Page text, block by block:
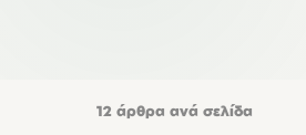
12 άρθρα ανά σελίδα